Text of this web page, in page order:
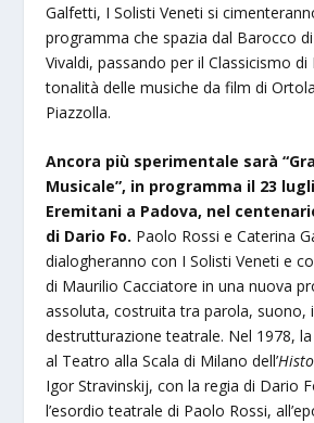
Galfetti, I Solisti Veneti si
programma che spazia dal Barocco
Vivaldi, passando per il Classicismo
tonalità delle musiche da film di
Piazzolla.
Ancora più sperimentale sarà
Musicale”, in programma il 23
Eremitani a Padova, nel
di Dario Fo. Paolo Rossi e Caterina
dialogheranno con I Solisti Veneti e
di Maurilio Cacciatore in una nuova
assoluta, costruita tra parola, suono,
destrutturazione teatrale. Nel 1978,
al Teatro alla Scala di Milano dell’
Igor Stravinskij, con la regia di Dario
l’esordio teatrale di Paolo Rossi,